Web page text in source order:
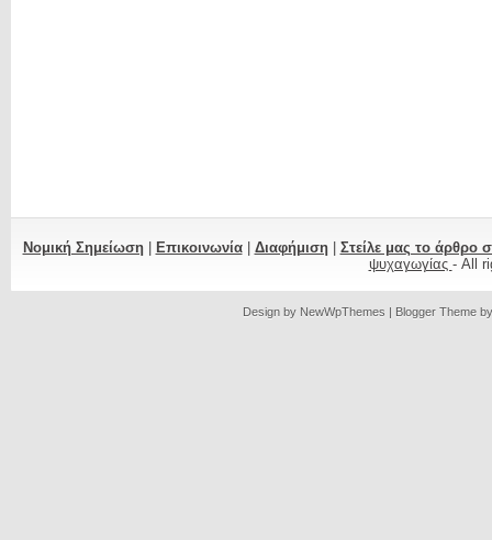
Νομική Σημείωση| Επικοινωνία| Διαφήμιση| Στείλε μας το άρθρο
ψυχαγωγίας - All
Design by NewWpThemes | Blogger Theme